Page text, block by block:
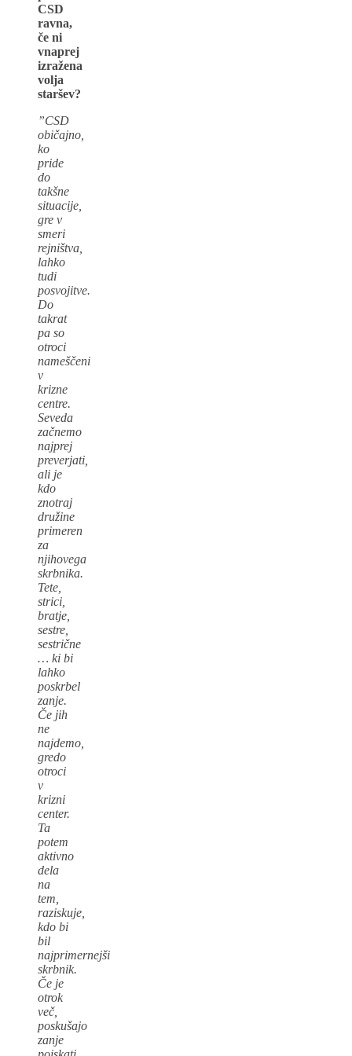
CSD
ravna,
če ni
vnaprej
izražena
volja
staršev?
”CSD
običajno,
ko
pride
do
takšne
situacije,
gre v
smeri
rejništva,
lahko
tudi
posvojitve.
Do
takrat
pa so
otroci
nameščeni
v
krizne
centre.
Seveda
začnemo
najprej
preverjati,
ali je
kdo
znotraj
družine
primeren
za
njihovega
skrbnika.
Tete,
strici,
bratje,
sestre,
sestrične
… ki bi
lahko
poskrbel
zanje.
Če jih
ne
najdemo,
gredo
otroci
v
krizni
center.
Ta
potem
aktivno
dela
na
tem,
raziskuje,
kdo bi
bil
najprimernejši
skrbnik.
Če je
otrok
več,
poskušajo
zanje